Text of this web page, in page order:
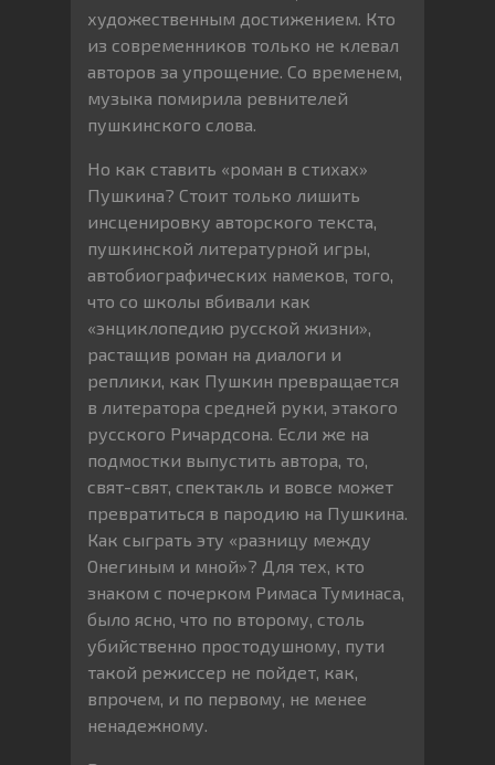
художественным достижением. Кто
из современников только не клевал
авторов за упрощение. Со временем,
музыка помирила ревнителей
пушкинского слова.
Но как ставить «роман в стихах»
Пушкина? Стоит только лишить
инсценировку авторского текста,
пушкинской литературной игры,
автобиографических намеков, того,
что со школы вбивали как
«энциклопедию русской жизни»,
растащив роман на диалоги и
реплики, как Пушкин превращается
в литератора средней руки, этакого
русского Ричардсона. Если же на
подмостки выпустить автора, то,
свят-свят, спектакль и вовсе может
превратиться в пародию на Пушкина.
Как сыграть эту «разницу между
Онегиным и мной»? Для тех, кто
знаком с почерком Римаса Туминаса,
было ясно, что по второму, столь
убийственно простодушному, пути
такой режиссер не пойдет, как,
впрочем, и по первому, не менее
ненадежному.